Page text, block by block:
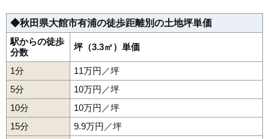
41 川口 3.0万円 301万円
42 釈迦内
43
44 池内
45 上代野
46 根下戸
47 十二所 2.2万円
◆秋田県大館市有浦の徒歩距離別の土地坪単価
駅からの徒歩
分数
坪（3.3㎡）単価
1分
11万円／坪
5分
10万円／坪
10分
10万円／坪
15分
9.9万円／坪